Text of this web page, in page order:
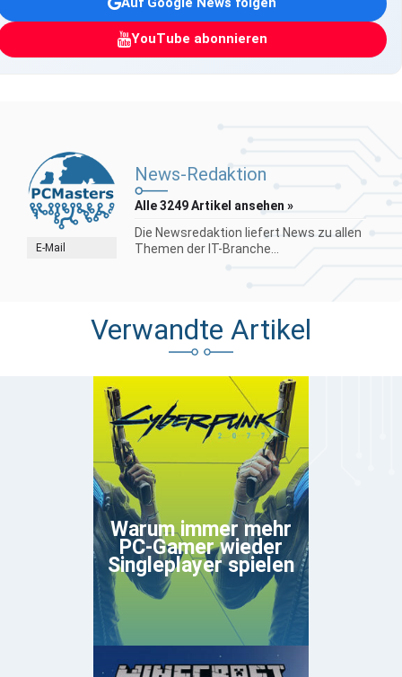
YouTube abonnieren
E-Mail
News-Redaktion
Alle 3249 Artikel ansehen »
Die Newsredaktion liefert News zu allen
Themen der IT-Branche...
Verwandte Artikel
Warum immer mehr
PC-Gamer wieder
Singleplayer spielen